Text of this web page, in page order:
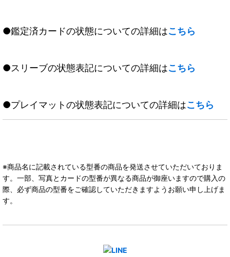
●鑑定済カードの状態についての詳細はこちら
●スリーブの状態表記についての詳細はこちら
●プレイマットの状態表記についての詳細はこちら
※商品名に記載されている型番の商品を発送させていただいておりま
す。一部、写真とカードの型番が異なる商品が御座いますので購入の
際、必ず商品の型番をご確認していただきますようお願い申し上げま
す。